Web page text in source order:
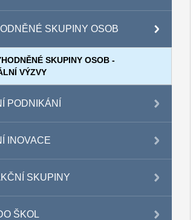
SKUPINY OSOB
SKUPINY OSOB -
VÝZVY
PODNIKÁNÍ
INOVACE
SKUPINY
ŠKOL